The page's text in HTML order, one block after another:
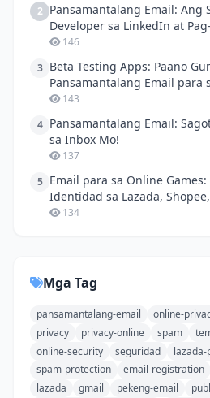
2 Pansamantalang Email: Ang
Developer sa LinkedIn at
146
3 Beta Testing Apps: Paano
Pansamantalang Email para
ang Spam!
143
4 Pansamantalang Email:
sa Inbox Mo!
137
5 Email para sa Online
Identidad sa Lazada,
134
Mga Tag
pansamantalang-email online-
privacy
privacy-online spam
online-security
seguridad
lazada-
spam-protection
email-registration
lazada
gmail pekeng-email